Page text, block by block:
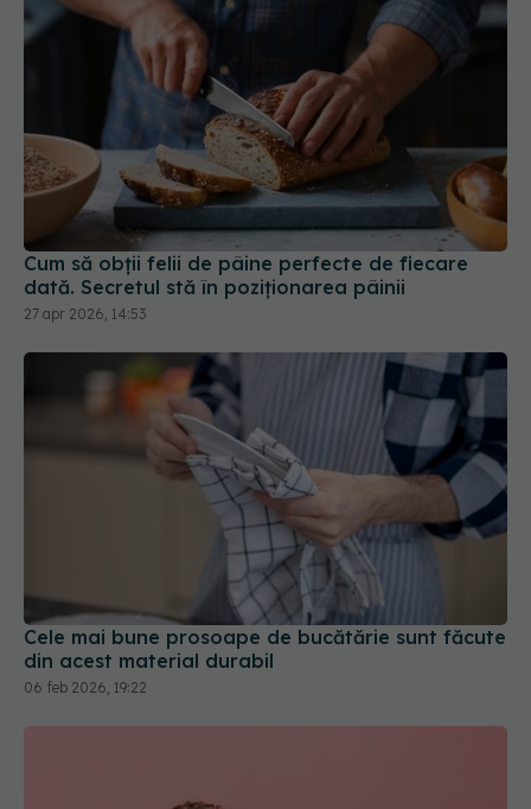
Cum să obții felii de pâine perfecte de fiecare
dată. Secretul stă în poziționarea pâinii
27 apr 2026, 14:53
Cele mai bune prosoape de bucătărie sunt făcute
din acest material durabil
06 feb 2026, 19:22